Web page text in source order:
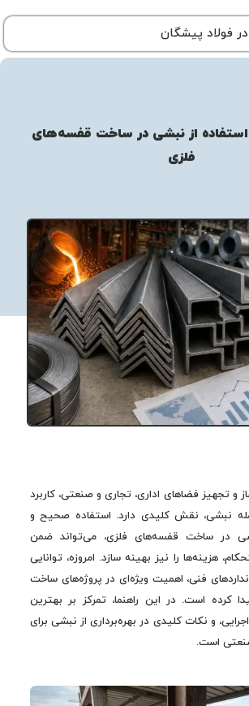
استفاده از نبشی در ساخت قفسه‌های
فلزی
تجهیز فضاهای اداری، تجاری و صنعتی، کاربرد
نبشی، نقش کلیدی دارد. استفاده صحیح و
در ساخت قفسه‌های فلزی، می‌تواند ضمن
هزینه‌ها را نیز بهینه سازد. امروزه، توانایی
فنی، اهمیت ویژه‌ای در پروژه‌های ساخت
کرده است. در این راهنما، تمرکز بر بهترین
و نکات کلیدی در بهره‌برداری از نبشی برای
است.